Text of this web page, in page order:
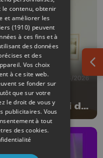
08/06/2026
réunis
mais aussi de
le contenu, obtenir
et améliorer les
(1910) peuvent
à ces fins et à
des données
et des
Vos choix
à ce site web.
se fonder sur
que sur votre
le droit de vous y
publicitaires. Vous
à tout
des cookies.